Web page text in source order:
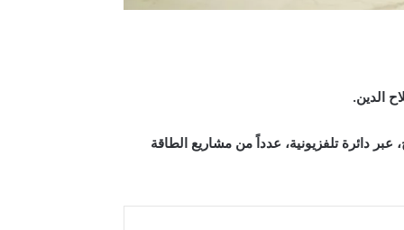
الدين.
دائرة تلفزيونية، عدداً من مشاريع الطاقة